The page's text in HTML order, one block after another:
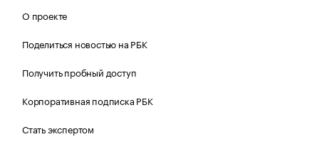
О проекте
Поделиться новостью на РБК
Получить пробный доступ
Корпоративная подписка РБК
Стать экспертом